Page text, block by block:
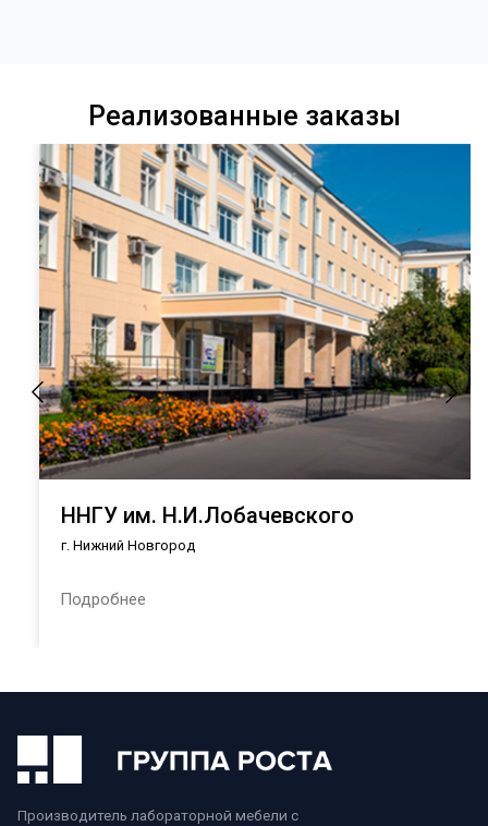
Реализованные заказы
ННГУ им. Н.И.Лобачевского
г. Нижний Новгород
Подробнее
Производитель лабораторной мебели с